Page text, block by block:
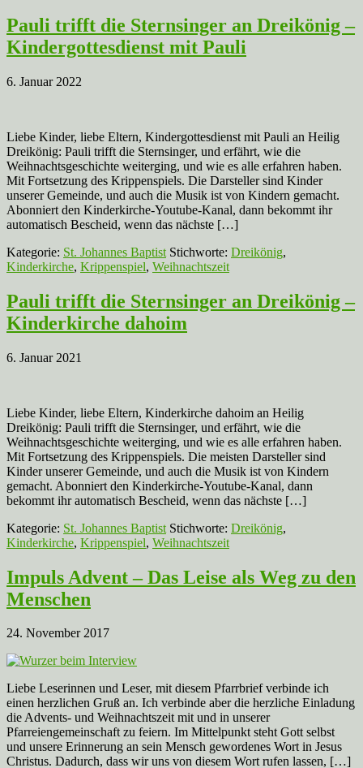
Pauli trifft die Sternsinger an Dreikönig –
Kindergottesdienst mit Pauli
6. Januar 2022
Liebe Kinder, liebe Eltern, Kindergottesdienst mit Pauli an Heilig
Dreikönig: Pauli trifft die Sternsinger, und erfährt, wie die
Weihnachtsgeschichte weiterging, und wie es alle erfahren haben.
Mit Fortsetzung des Krippenspiels. Die Darsteller sind Kinder
unserer Gemeinde, und auch die Musik ist von Kindern gemacht.
Abonniert den Kinderkirche-Youtube-Kanal, dann bekommt ihr
automatisch Bescheid, wenn das nächste […]
Kategorie: St. Johannes Baptist Stichworte: Dreikönig,
Kinderkirche, Krippenspiel, Weihnachtszeit
Pauli trifft die Sternsinger an Dreikönig –
Kinderkirche dahoim
6. Januar 2021
Liebe Kinder, liebe Eltern, Kinderkirche dahoim an Heilig
Dreikönig: Pauli trifft die Sternsinger, und erfährt, wie die
Weihnachtsgeschichte weiterging, und wie es alle erfahren haben.
Mit Fortsetzung des Krippenspiels. Die meisten Darsteller sind
Kinder unserer Gemeinde, und auch die Musik ist von Kindern
gemacht. Abonniert den Kinderkirche-Youtube-Kanal, dann
bekommt ihr automatisch Bescheid, wenn das nächste […]
Kategorie: St. Johannes Baptist Stichworte: Dreikönig,
Kinderkirche, Krippenspiel, Weihnachtszeit
Impuls Advent – Das Leise als Weg zu den
Menschen
24. November 2017
Liebe Leserinnen und Leser, mit diesem Pfarrbrief verbinde ich
einen herzlichen Gruß an. Ich verbinde aber die herzliche Einladung
die Advents- und Weihnachtszeit mit und in unserer
Pfarreiengemeinschaft zu feiern. Im Mittelpunkt steht Gott selbst
und unsere Erinnerung an sein Mensch gewordenes Wort in Jesus
Christus. Dadurch, dass wir uns von diesem Wort rufen lassen, […]